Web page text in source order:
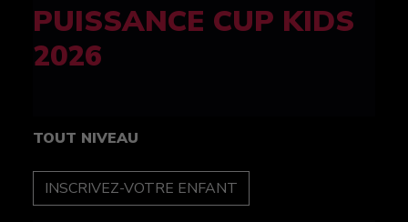
FELINE CUP 100%
féminine
TOUT NIVEAU
INSCRIPTION